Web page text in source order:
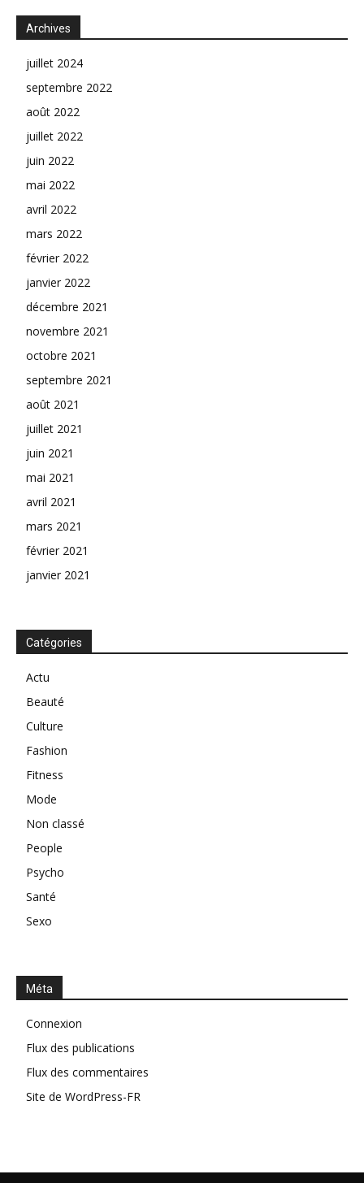
Archives
juillet 2024
septembre 2022
août 2022
juillet 2022
juin 2022
mai 2022
avril 2022
mars 2022
février 2022
janvier 2022
décembre 2021
novembre 2021
octobre 2021
septembre 2021
août 2021
juillet 2021
juin 2021
mai 2021
avril 2021
mars 2021
février 2021
janvier 2021
Catégories
Actu
Beauté
Culture
Fashion
Fitness
Mode
Non classé
People
Psycho
Santé
Sexo
Méta
Connexion
Flux des publications
Flux des commentaires
Site de WordPress-FR